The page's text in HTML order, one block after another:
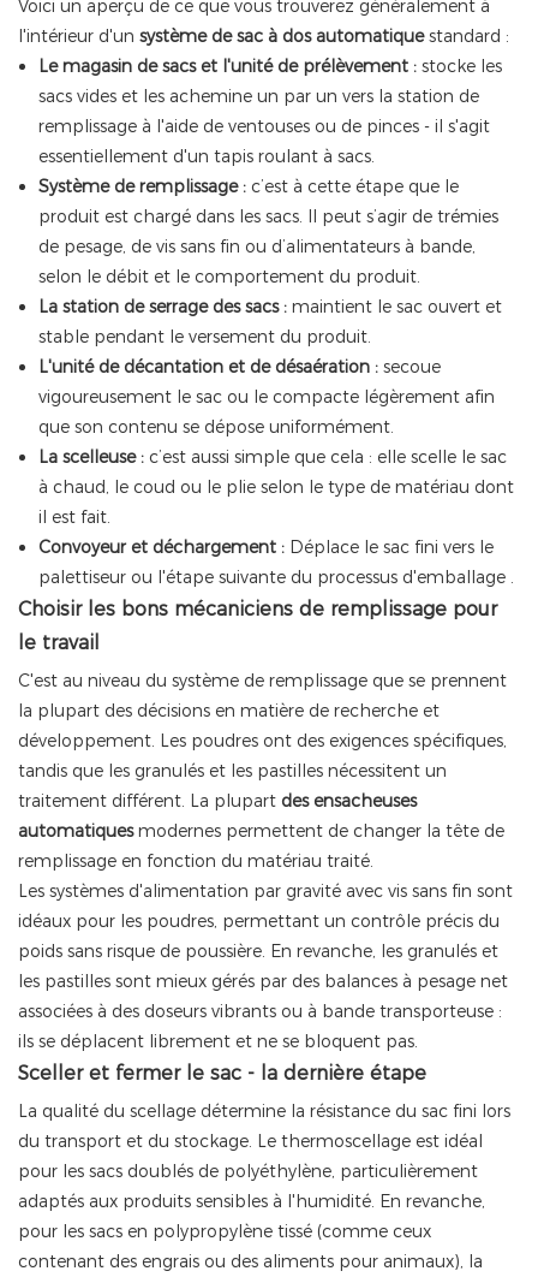
Voici un aperçu de ce que vous trouverez généralement à
l'intérieur d'un système de sac à dos automatiquestandard :
Le magasin de sacs et l'unité de prélèvement : stocke les
sacs vides et les achemine un par un vers la station de
remplissage à l'aide de ventouses ou de pinces - il s'agit
essentiellement d'un tapis roulant à sacs.
Système de remplissage : c’est à cette étape que le
produit est chargé dans les sacs. Il peut s’agir de trémies
de pesage, de vis sans fin ou d’alimentateurs à bande,
selon le débit et le comportement du produit.
La station de serrage des sacs : maintient le sac ouvert et
stable pendant le versement du produit.
L'unité de décantation et de désaération : secoue
vigoureusement le sac ou le compacte légèrement afin
que son contenu se dépose uniformément.
La scelleuse : c’est aussi simple que cela : elle scelle le sac
à chaud, le coud ou le plie selon le type de matériau dont
il est fait.
Convoyeur et déchargement : Déplace le sac fini vers le
palettiseur ou l'étape suivante du processus d'emballage .
Choisir les bons mécaniciens de remplissage pour
le travail
C'est au niveau du système de remplissage que se prennent
la plupart des décisions en matière de recherche et
développement. Les poudres ont des exigences spécifiques,
tandis que les granulés et les pastilles nécessitent un
traitement différent. La plupart des ensacheuses
automatiquesmodernes permettent de changer la tête de
remplissage en fonction du matériau traité.
Les systèmes d'alimentation par gravité avec vis sans fin sont
idéaux pour les poudres, permettant un contrôle précis du
poids sans risque de poussière. En revanche, les granulés et
les pastilles sont mieux gérés par des balances à pesage net
associées à des doseurs vibrants ou à bande transporteuse :
ils se déplacent librement et ne se bloquent pas.
Sceller et fermer le sac - la dernière étape
La qualité du scellage détermine la résistance du sac fini lors
du transport et du stockage. Le thermoscellage est idéal
pour les sacs doublés de polyéthylène, particulièrement
adaptés aux produits sensibles à l'humidité. En revanche,
pour les sacs en polypropylène tissé (comme ceux
contenant des engrais ou des aliments pour animaux), la